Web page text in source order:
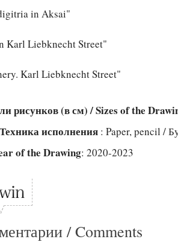
in Aksai"
Karl Liebknecht Street"
Karl Liebknecht Street"
рисунков (в см) / Sizes of the
исполнения : Paper, pencil /
of the Drawing: 2020-2023
/ Comments